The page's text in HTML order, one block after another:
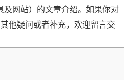
及网站）的文章介绍。如果你对
他疑问或者补充，欢迎留言交